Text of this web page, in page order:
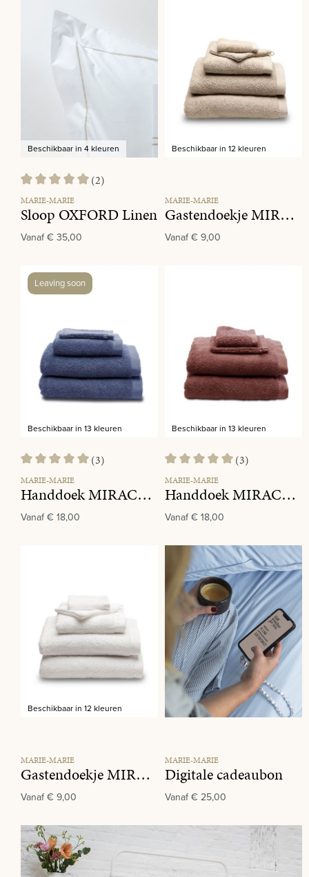
Beschikbaar in 4 kleuren
Gemiddelde waardering van 5 van 5 sterren
(2)
MARIE-MARIE
Sloop OXFORD Linen
Vanaf€ 35,00
Beschikbaar in 12 kleuren
MARIE-MARIE
Gastendoekje MIRACLE 770 Linen
Vanaf€ 9,00
Leaving soon
Beschikbaar in 13 kleuren
Gemiddelde waardering van 5 van 5 sterren
(3)
MARIE-MARIE
Handdoek MIRACLE 320 Azur
Vanaf€ 18,00
Beschikbaar in 13 kleuren
Gemiddelde waardering van 5
(3)
MARIE-MARIE
Handdoek MIRACLE 790 Chestnut
Vanaf€ 18,00
Beschikbaar in 12 kleuren
MARIE-MARIE
Gastendoekje MIRACLE 001 White
Vanaf€ 9,00
MARIE-MARIE
Digitale cadeaubon
Vanaf€ 25,00